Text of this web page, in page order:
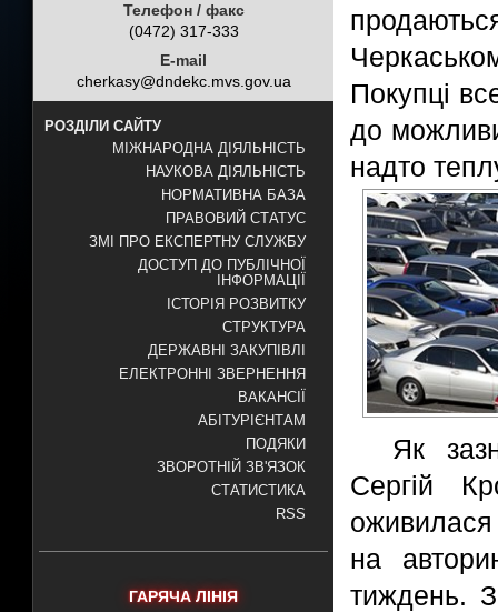
Телефон / факс
(0472) 317-333
E-mail
cherkasy@dndekc.mvs.gov.ua
РОЗДІЛИ САЙТУ
МІЖНАРОДНА ДІЯЛЬНІСТЬ
НАУКОВА ДІЯЛЬНІСТЬ
НОРМАТИВНА БАЗА
ПРАВОВИЙ СТАТУС
ЗМІ ПРО ЕКСПЕРТНУ СЛУЖБУ
ДОСТУП ДО ПУБЛІЧНОЇ
ІНФОРМАЦІЇ
ІСТОРІЯ РОЗВИТКУ
СТРУКТУРА
ДЕРЖАВНІ ЗАКУПІВЛІ
ЕЛЕКТРОННІ ЗВЕРНЕННЯ
ВАКАНСІЇ
АБІТУРІЄНТАМ
ПОДЯКИ
ЗВОРОТНІЙ ЗВ'ЯЗОК
СТАТИСТИКА
RSS
ГАРЯЧА ЛІНІЯ
Покупці
до
надто
Як
Сергій
оживилася
на
тиждень.